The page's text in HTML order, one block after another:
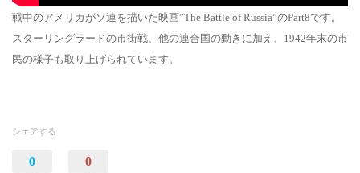
戦中のアメリカがソ連を描いた映画”The Battle of Russia”のPart8です。
スターリングラードの市街戦、他の連合国の動きに加え、1942年末の市
民の様子も取り上げられています。
シェアする
0 0